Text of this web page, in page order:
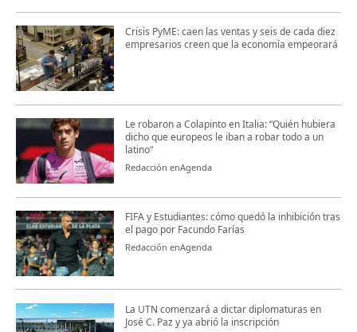
Crisis PyME: caen las ventas y seis de cada diez
empresarios creen que la economía empeorará
Le robaron a Colapinto en Italia: “Quién hubiera
dicho que europeos le iban a robar todo a un
latino“
Redacción enAgenda
FIFA y Estudiantes: cómo quedó la inhibición tras
el pago por Facundo Farías
Redacción enAgenda
La UTN comenzará a dictar diplomaturas en
José C. Paz y ya abrió la inscripción